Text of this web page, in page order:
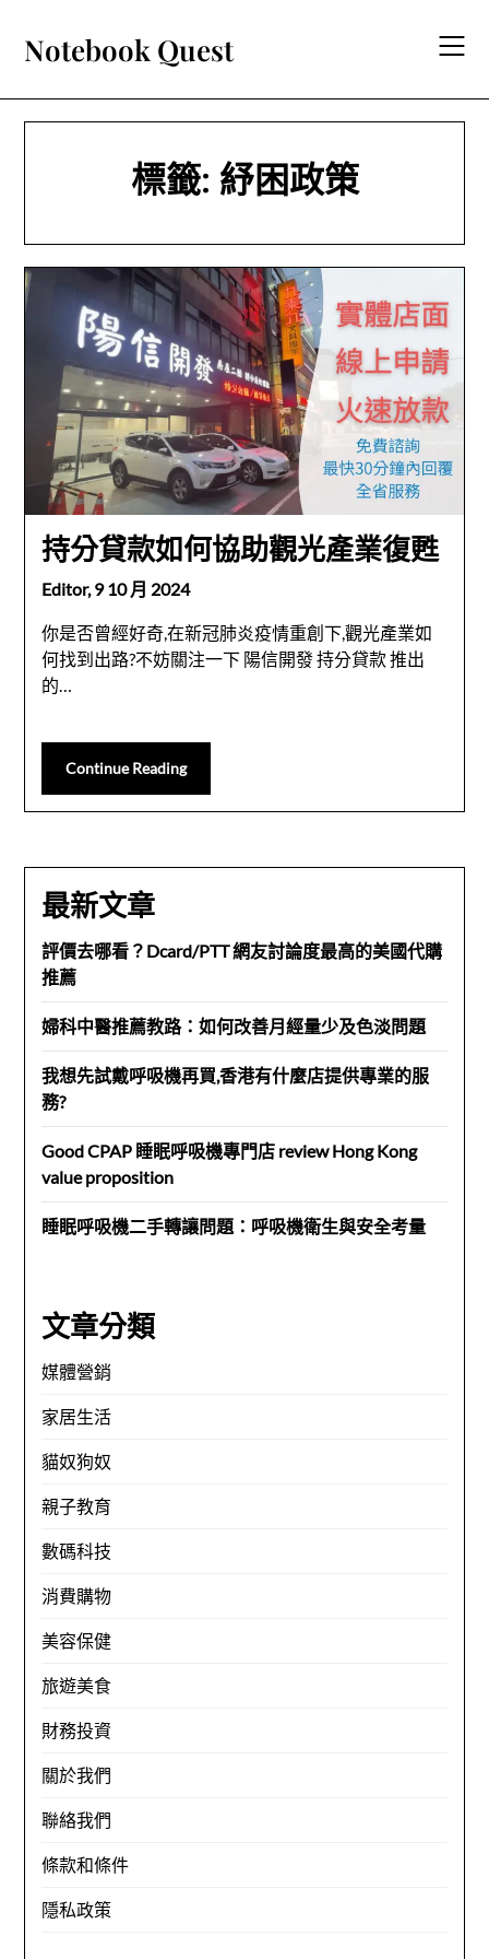
content
Notebook Quest
標籤: 紓困政策
持分貸款如何協助觀光產業復甦
Editor, 9 10 月 2024
你是否曾經好奇,在新冠肺炎疫情重創下,觀光產業如
何找到出路?不妨關注一下 陽信開發 持分貸款 推出
的…
Continue Reading
最新文章
評價去哪看？Dcard/PTT 網友討論度最高的美國代購
推薦
婦科中醫推薦教路：如何改善月經量少及色淡問題
我想先試戴呼吸機再買,香港有什麼店提供專業的服
務?
Good CPAP 睡眠呼吸機專門店 review Hong Kong
value proposition
睡眠呼吸機二手轉讓問題：呼吸機衛生與安全考量
文章分類
媒體營銷
家居生活
貓奴狗奴
親子教育
數碼科技
消費購物
美容保健
旅遊美食
財務投資
關於我們
聯絡我們
條款和條件
隱私政策